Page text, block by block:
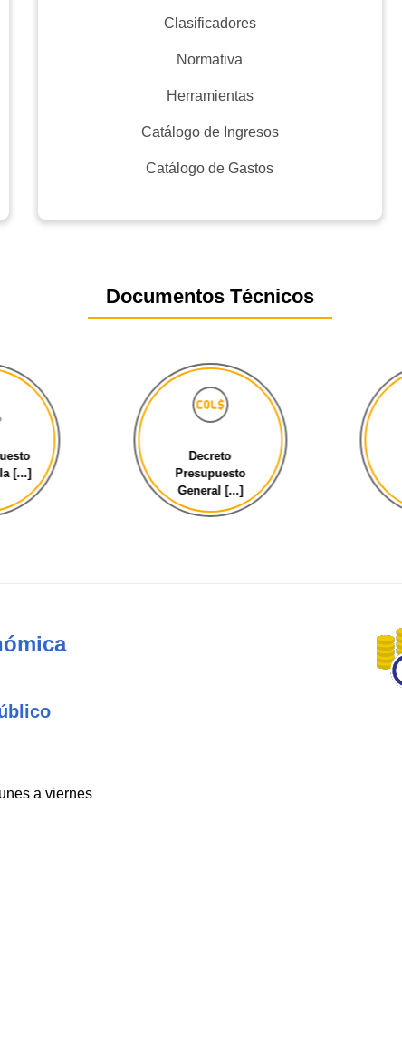
Clasificadores
Normativa
Herramientas
Catálogo de Ingresos
Catálogo de Gastos
Documentos Técnicos
[...]
Decreto
Presupuesto
General [...]
a viernes